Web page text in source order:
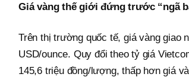
Giá vàng thế giới đứng trước “ngã
Trên thị trường quốc tế, giá vàng giao
USD/ounce. Quy đổi theo tỷ giá
145,6 triệu đồng/lượng, thấp hơn giá